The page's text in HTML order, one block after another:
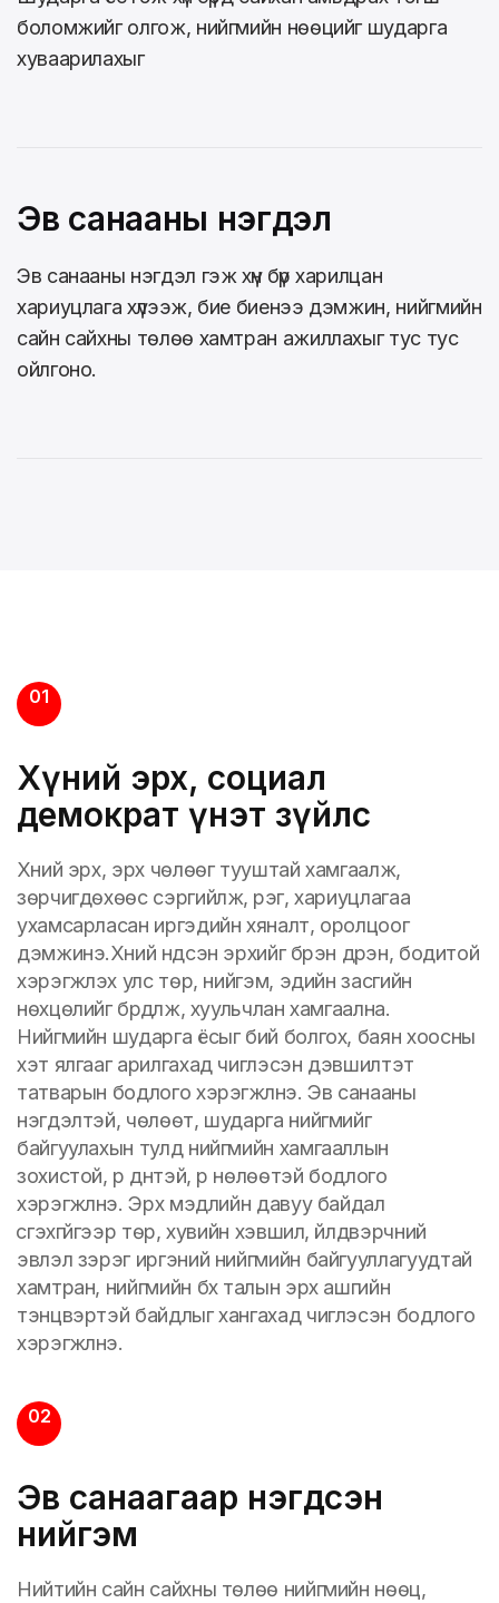
боломжийг олгож, нийгмийн нөөцийг шударга
хуваарилахыг
Эв санааны нэгдэл
Эв санааны нэгдэл гэж хүн бүр харилцан
хариуцлага хүлээж, бие биенээ дэмжин, нийгмийн
сайн сайхны төлөө хамтран ажиллахыг тус тус
ойлгоно.
01
Хүний эрх, социал
демократ үнэт зүйлс
Хүний эрх, эрх чөлөөг тууштай хамгаалж,
зөрчигдөхөөс сэргийлж, үүрэг, хариуцлагаа
ухамсарласан иргэдийн хяналт, оролцоог
дэмжинэ.Хүний үндсэн эрхийг бүрэн дүүрэн, бодитой
хэрэгжүүлэх улс төр, нийгэм, эдийн засгийн
нөхцөлийг бүрдүүлж, хуульчлан хамгаална.
Нийгмийн шударга ёсыг бий болгох, баян хоосны
хэт ялгааг арилгахад чиглэсэн дэвшилтэт
татварын бодлого хэрэгжүүлнэ. Эв санааны
нэгдэлтэй, чөлөөт, шударга нийгмийг
байгуулахын тулд нийгмийн хамгааллын
зохистой, үр дүнтэй, үр нөлөөтэй бодлого
хэрэгжүүлнэ. Эрх мэдлийн давуу байдал
үүсгэхгүйгээр төр, хувийн хэвшил, үйлдвэрчний
эвлэл зэрэг иргэний нийгмийн байгууллагуудтай
хамтран, нийгмийн бүх талын эрх ашгийн
тэнцвэртэй байдлыг хангахад чиглэсэн бодлого
хэрэгжүүлнэ.
02
Эв санаагаар нэгдсэн
нийгэм
Нийтийн сайн сайхны төлөө нийгмийн нөөц,